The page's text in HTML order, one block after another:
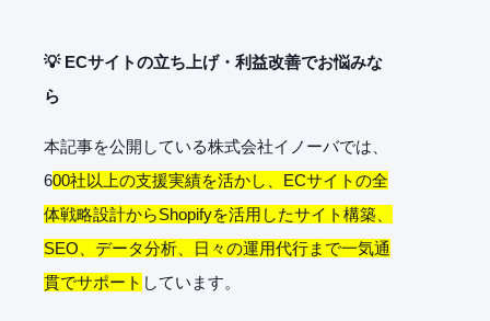
💡 ECサイトの立ち上げ・利益改善でお悩みな
ら
本記事を公開している株式会社イノーバでは、
600社以上の支援実績を活かし、ECサイトの全
体戦略設計からShopifyを活用したサイト構築、
SEO、データ分析、日々の運用代行まで一気通
貫でサポート しています。